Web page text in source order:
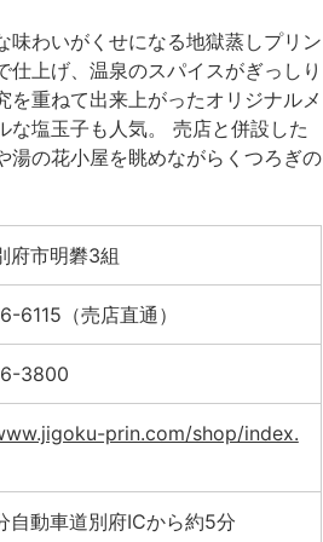
味わいがくせになる地獄蒸しプリン
仕上げ、温泉のスパイスがぎっしり
を重ねて出来上がったオリジナルメ
な塩玉子も人気。 売店と併設した
湯の花小屋を眺めながらくつろぎの
府市明礬3組
6115（売店直通）
3800
prin.com/shop/index.
自動車道別府ICから約5分